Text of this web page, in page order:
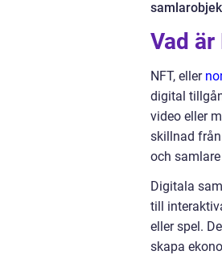
Vad
NFT, eller
digital
video eller
skillnad
och
Digitala
till
eller spel.
skapa